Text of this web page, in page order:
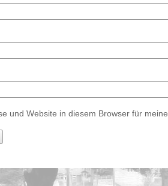
und Website in diesem Browser für